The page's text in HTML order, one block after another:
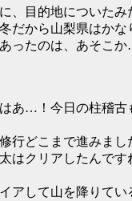
、目的地についたみ
だから山梨県はかな
ったのは、あそこ
あ…！今日の柱稽古
行どこまで進みま
はクリアしたんで
アして山を降りてい